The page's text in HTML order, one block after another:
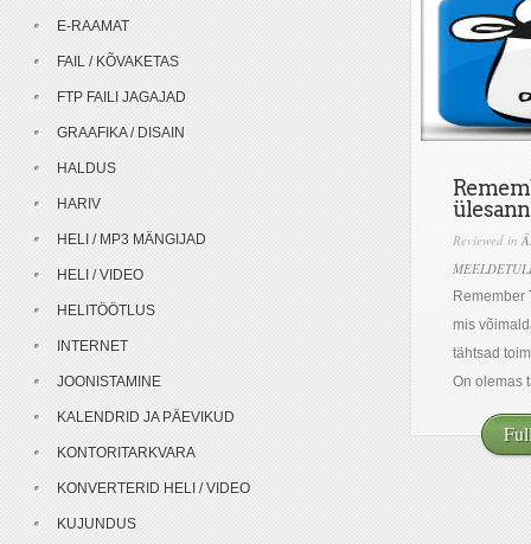
Reviewed in
Remember
mis
tähtsad
On olemas
E-RAAMAT
FAIL / KÕVAKETAS
FTP FAILI JAGAJAD
GRAAFIKA / DISAIN
HALDUS
HARIV
HELI / MP3 MÄNGIJAD
HELI / VIDEO
HELITÖÖTLUS
INTERNET
JOONISTAMINE
KALENDRID JA PÄEVIKUD
KONTORITARKVARA
KONVERTERID HELI / VIDEO
KUJUNDUS